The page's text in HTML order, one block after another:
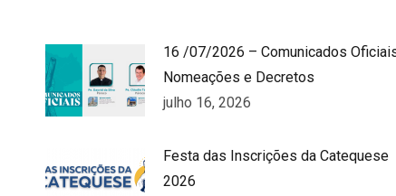
16 /07/2026 – Comunicados
Nomeações e Decretos
julho 16, 2026
Festa das Inscrições da Catequese
2026